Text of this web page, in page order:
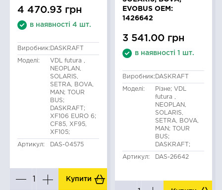
4 470.93 грн
в наявності 4 шт.
Виробник: DASKRAFT
Моделі:
VDL futura ,
NEOPLAN,
SOLARIS,
SETRA, BOVA,
MAN; TOUR
BUS;
DASKRAFT;
XF106 EURO 6;
CF85, XF95,
XF105;
Артикул: DAS-04575
Купити
EVOBUS OEM:
1426642
3 541.00 грн
в наявності 1 шт.
Виробник: DASKRAFT
Моделі:
Різне; VDL
futura ,
NEOPLAN,
SOLARIS,
SETRA, BOVA,
MAN; TOUR
BUS;
DASKRAFT;
Артикул: DAS-26642